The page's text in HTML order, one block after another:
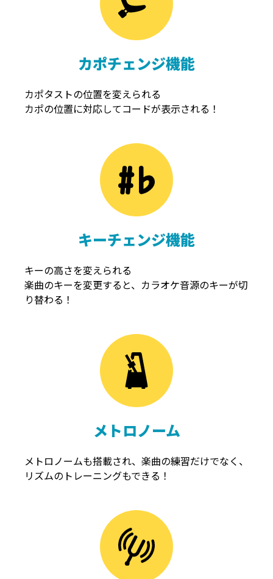
カポチェンジ機能
カポタストの位置を変えられる
カポの位置に対応してコードが表示される！
キーチェンジ機能
キーの高さを変えられる
楽曲のキーを変更すると、カラオケ音源のキーが切
り替わる！
メトロノーム
メトロノームも搭載され、楽曲の練習だけでなく、
リズムのトレーニングもできる！